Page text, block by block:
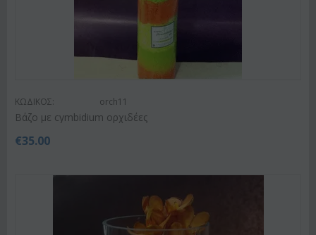
ΚΩΔΙΚΟΣ: orch11
Βάζο με cymbidium ορχιδέες
€35.00